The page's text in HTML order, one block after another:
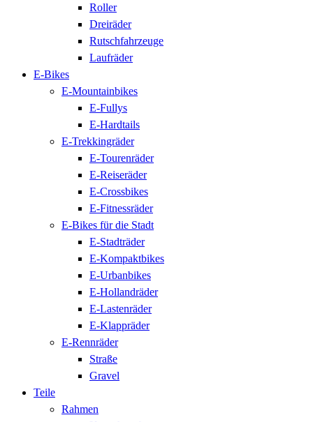
Roller
Dreiräder
Rutschfahrzeuge
Laufräder
E-Bikes
E-Mountainbikes
E-Fullys
E-Hardtails
E-Trekkingräder
E-Tourenräder
E-Reiseräder
E-Crossbikes
E-Fitnessräder
E-Bikes für die Stadt
E-Stadträder
E-Kompaktbikes
E-Urbanbikes
E-Hollandräder
E-Lastenräder
E-Klappräder
E-Rennräder
Straße
Gravel
Teile
Rahmen